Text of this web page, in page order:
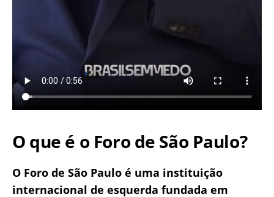
O que é o Foro de São Paulo?
O Foro de São Paulo é uma instituição
internacional de esquerda fundada em